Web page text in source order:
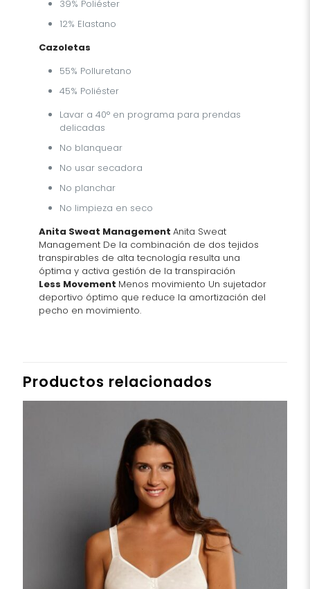
39% Poliéster
12% Elastano
Cazoletas
55% Polluretano
45% Poliéster
Lavar a 40° en programa para prendas
delicadas
No blanquear
No usar secadora
No planchar
No limpieza en seco
Anita Sweat ManagementAnita Sweat
Management De la combinación de dos tejidos
transpirables de alta tecnología resulta una
óptima y activa gestión de la transpiración
Less Movement Menos movimiento Un sujetador
deportivo óptimo que reduce la amortización del
pecho en movimiento.
Productos relacionados